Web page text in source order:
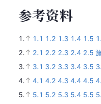
参考资料
1. 1.1 1.2 1.3 1.4 1.5
2.
2.1 2.2 2.3 2.4 2.5
3.
3.1 3.2 3.3 3.4 3.5
4.
4.1 4.2 4.3 4.4 4.5
5.
5.1 5.2 5.3 5.4 5.5